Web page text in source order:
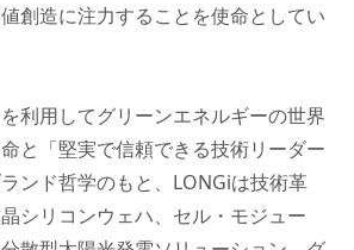
創造に注力することを使命としてい
を利用してグリーンエネルギーの世界
と「堅実で信頼できる技術リーダー
ンド哲学のもと、LONGiは技術革
シリコンウェハ、セル・モジュー